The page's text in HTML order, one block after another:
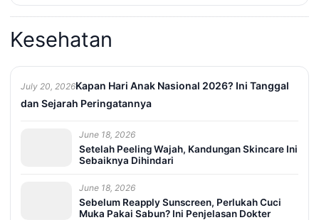
Kesehatan
July 20, 2026Kapan Hari Anak Nasional 2026? Ini Tanggal
dan Sejarah Peringatannya
June 18, 2026
Setelah Peeling Wajah, Kandungan Skincare Ini
Sebaiknya Dihindari
June 18, 2026
Sebelum Reapply Sunscreen, Perlukah Cuci
Muka Pakai Sabun? Ini Penjelasan Dokter